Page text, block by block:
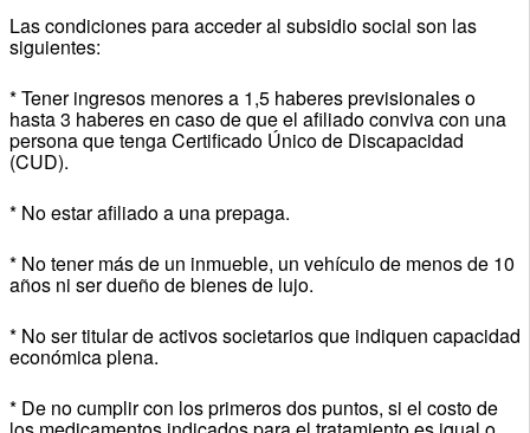
Las condiciones para acceder al subsidio social son las
siguientes:
* Tener ingresos menores a 1,5 haberes previsionales o
hasta 3 haberes en caso de que el afiliado conviva con una
persona que tenga Certificado Único de Discapacidad
(CUD).
* No estar afiliado a una prepaga.
* No tener más de un inmueble, un vehículo de menos de 10
años ni ser dueño de bienes de lujo.
* No ser titular de activos societarios que indiquen capacidad
económica plena.
* De no cumplir con los primeros dos puntos, si el costo de